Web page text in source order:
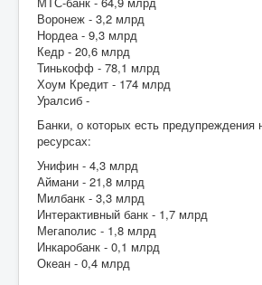
Воронеж - 3,2 млрд
Нордеа - 9,3 млрд
Кедр - 20,6 млрд
Тинькофф - 78,1 млрд
Хоум Кредит - 174 млрд
Уралсиб -
Банки, о которых есть предупреждения
ресурсах:
Унифин - 4,3 млрд
Аймани - 21,8 млрд
Милбанк - 3,3 млрд
Интерактивный банк - 1,7 млрд
Мегаполис - 1,8 млрд
Инкаробанк - 0,1 млрд
Океан - 0,4 млрд